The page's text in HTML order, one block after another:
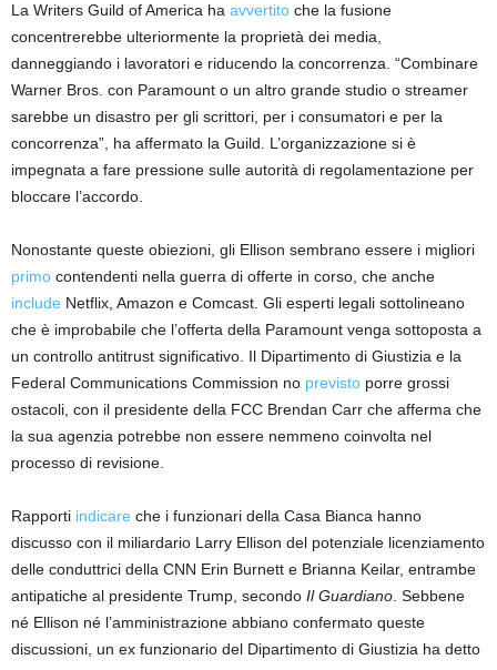
La Writers Guild of America ha avvertito che la fusione
concentrerebbe ulteriormente la proprietà dei media,
danneggiando i lavoratori e riducendo la concorrenza. “Combinare
Warner Bros. con Paramount o un altro grande studio o streamer
sarebbe un disastro per gli scrittori, per i consumatori e per la
concorrenza”, ha affermato la Guild. L’organizzazione si è
impegnata a fare pressione sulle autorità di regolamentazione per
bloccare l’accordo.
Nonostante queste obiezioni, gli Ellison sembrano essere i migliori
primo contendenti nella guerra di offerte in corso, che anche
include Netflix, Amazon e Comcast. Gli esperti legali sottolineano
che è improbabile che l’offerta della Paramount venga sottoposta a
un controllo antitrust significativo. Il Dipartimento di Giustizia e la
Federal Communications Commission no previsto porre grossi
ostacoli, con il presidente della FCC Brendan Carr che afferma che
la sua agenzia potrebbe non essere nemmeno coinvolta nel
processo di revisione.
Rapporti indicare che i funzionari della Casa Bianca hanno
discusso con il miliardario Larry Ellison del potenziale licenziamento
delle conduttrici della CNN Erin Burnett e Brianna Keilar, entrambe
antipatiche al presidente Trump, secondo Il Guardiano . Sebbene
né Ellison né l’amministrazione abbiano confermato queste
discussioni, un ex funzionario del Dipartimento di Giustizia ha detto